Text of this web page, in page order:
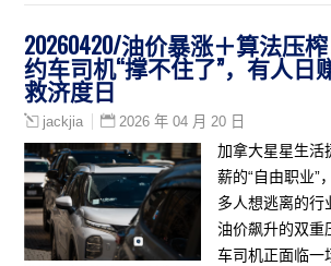
20260420/油价暴涨＋算法压
约车司机“撑不住了”，有人日
救济度日
jackjia 2026 年 04 月 20 日
加拿大星星生活
薪的“自由职业”
多人想逃离的行
油价飙升的双重
车司机正面临一